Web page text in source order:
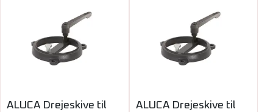
ALUCA Drejeskive til
ALUCA Drejeskive til